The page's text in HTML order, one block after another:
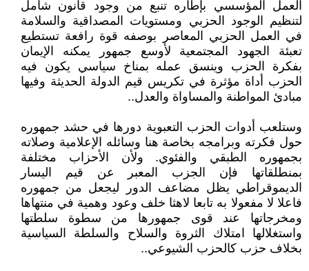
العمل المؤسسي بإطاره تنبع من وجود قانون شامل
لتنظيم الوجود الحزبي ومستويات المصداقية والسلامة
في العمل الحزبي المعاصر بوصفه قوة رافعة تستطيع
تعبئة الجهود المجتمعية لأوسع جمهور يمكنه الإيمان
بفكرة الحزب وينسق عمله بمناخ سياسي يكون فيه
الحزب أداة مؤثرة في تكريس قيم الدولة الحديثة وفيها
مبادئ المواطنة والمساواة والعدل..
وستلعب أدوات الحزب التعبوية دورها في حشد جمهوره
حول فكرته وبرامجه بخاصة هنا وسائله الإعلامية وصلاته
بجمهوره الطبقي والفئوي. ولأن الأحزاب مختلفة
بمنطلقاتها فإن الجزب المعبر عن قيم اليسار
الديموقراطي يظل مضاعف الدور ليجعل من جمهوره
فاعلا لا مفعولا به تابعا لاهثا خلف وعود وهمية في منتهاها
ومخرجاتها عند قوى جمهورها من سطوة سلطتها
واستغلالها امتلاك الثروة والسلاح والسلطة السياسية
بخلاف حزب كالحزب الشيوعي..